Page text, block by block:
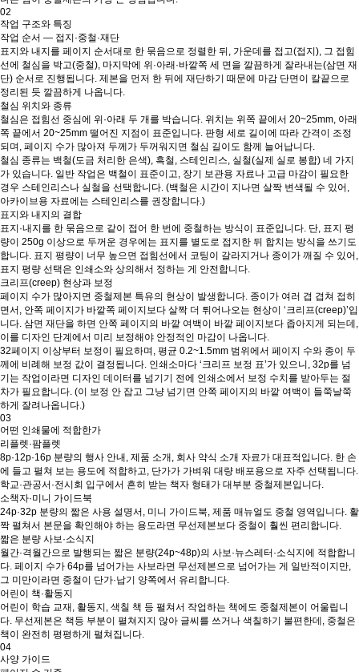
02
작업 구조와 특징
작업 순서 — 접지·중철·재단
표지와 내지를 페이지 순서대로 한 묶음으로 정렬한 뒤, 가운데를 접고(접지), 그 접힘
선에 철심을 박고(중철), 마지막에 위·아래·바깥쪽 세 면을 깔끔하게 잘라내는(삼면 재
단) 순서로 진행됩니다. 제본을 먼저 한 뒤에 재단하기 때문에 마감 단면이 칼끝으로
정리된 듯 깔끔하게 나옵니다.
철심 위치와 종류
철심은 접힘선 중심에 위·아래 두 개를 박습니다. 위치는 위쪽 끝에서 20~25mm, 아래
쪽 끝에서 20~25mm 떨어진 지점이 표준입니다. 판형 세로 길이에 따라 간격이 조정
되며, 페이지 수가 많아져 두께가 두꺼워지면 철심 길이도 함께 늘어납니다.
철심 종류는 백철(도금 처리한 은색), 흑철, 스테인리스, 실철(실제 실로 봉합) 네 가지
가 있습니다. 일반 작업은 백철이 표준이고, 장기 보관용 자료나 고급 마감이 필요한
경우 스테인리스나 실철을 선택합니다. (백철은 시간이 지나면 살짝 변색될 수 있어,
아카이브용 자료에는 스테인리스를 권장합니다.)
표지와 내지의 결합
표지·내지를 한 묶음으로 같이 접어 한 번에 중철하는 방식이 표준입니다. 단, 표지 평
량이 250g 이상으로 두꺼운 경우에는 표지를 별도로 접지한 뒤 합치는 방식을 쓰기도
합니다. 표지 평량이 너무 높으면 접힘선에서 코팅이 갈라지거나 종이가 깨질 수 있어,
표지 평량 선택은 인쇄소와 상의해서 정하는 게 안전합니다.
크리프(creep) 현상과 보정
페이지 수가 많아지면 중철제본 특유의 현상이 발생합니다. 종이가 여러 겹 겹쳐 접히
면서, 안쪽 페이지가 바깥쪽 페이지보다 살짝 더 튀어나오는 현상이 ‘크리프(creep)’입
니다. 삼면 재단을 하면 안쪽 페이지의 바깥 여백이 바깥 페이지보다 좁아지게 되는데,
이를 디자인 단계에서 미리 보정해야 안정적인 마감이 나옵니다.
32페이지 이상부터 보정이 필요하며, 평균 0.2~1.5mm 범위에서 페이지 수와 종이 두
께에 비례해 보정 값이 결정됩니다. 인쇄소마다 ‘크리프 보정 표’가 있으니, 32p를 넘
기는 작업이라면 디자인 데이터를 넘기기 전에 인쇄소에서 보정 수치를 받아두는 절
차가 필요합니다. (이 보정 안 잡고 그냥 넘기면 안쪽 페이지의 바깥 여백이 들쭉날쭉
하게 잘려나옵니다.)
03
어떤 인쇄물에 적합한가
리플렛·팜플렛
8p·12p·16p 분량의 행사 안내, 제품 소개, 회사 약식 소개 자료가 대표적입니다. 한 손
에 들고 펼쳐 보는 용도에 적합하고, 단가가 가벼워 대량 배포용으로 자주 선택됩니다.
학교·관공서·전시회 입구에서 흔히 받는 책자 형태가 대부분 중철제본입니다.
소책자·미니 가이드북
24p·32p 분량의 짧은 사용 설명서, 미니 가이드북, 제품 매뉴얼도 중철 영역입니다. 활
짝 펼쳐서 본문을 확인해야 하는 용도라면 무선제본보다 중철이 훨씬 편리합니다.
짧은 분량 사보·소식지
월간·격월간으로 발행되는 짧은 분량(24p~48p)의 사보·뉴스레터·소식지에 적합합니
다. 페이지 수가 64p를 넘어가는 사보라면 무선제본으로 넘어가는 게 일반적이지만,
그 미만이라면 중철이 단가·납기 양쪽에서 유리합니다.
어린이 책·활동지
어린이 학습 교재, 활동지, 색칠 책 등 펼쳐서 작업하는 책에도 중철제본이 어울립니
다. 무선제본은 책등 부분이 펼쳐지지 않아 글씨를 쓰거나 색칠하기 불편한데, 중철은
책이 완전히 평평하게 펼쳐집니다.
04
사양 가이드